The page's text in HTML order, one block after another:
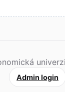
Admin login